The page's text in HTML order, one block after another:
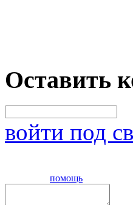
Оставить
войти под
помощь